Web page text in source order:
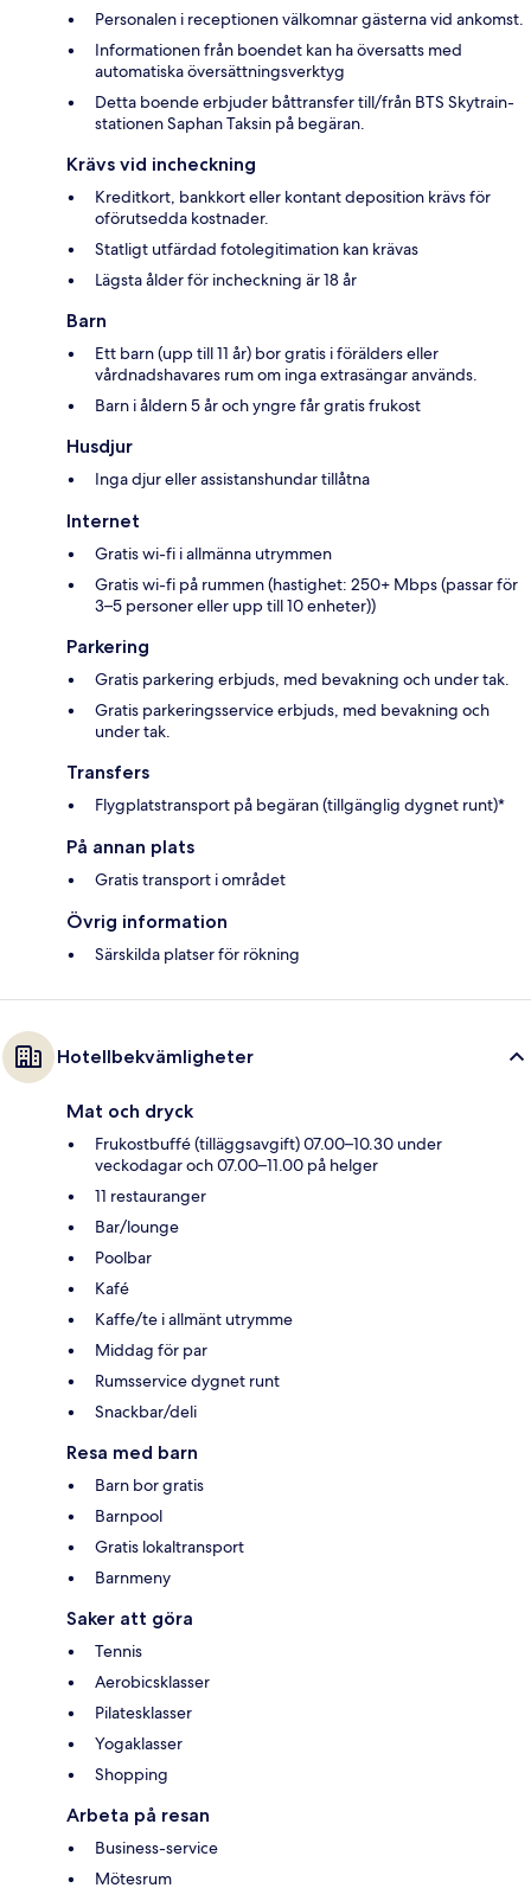
Personalen i receptionen välkomnar gästerna vid ankomst.
Informationen från boendet kan ha översatts med
automatiska översättningsverktyg
Detta boende erbjuder båttransfer till/från BTS Skytrain-
stationen Saphan Taksin på begäran.
Krävs vid incheckning
Kreditkort, bankkort eller kontant deposition krävs för
oförutsedda kostnader.
Statligt utfärdad fotolegitimation kan krävas
Lägsta ålder för incheckning är 18 år
Barn
Ett barn (upp till 11 år) bor gratis i förälders eller
vårdnadshavares rum om inga extrasängar används.
Barn i åldern 5 år och yngre får gratis frukost
Husdjur
Inga djur eller assistanshundar tillåtna
Internet
Gratis wi-fi i allmänna utrymmen
Gratis wi-fi på rummen (hastighet: 250+ Mbps (passar för
3–5 personer eller upp till 10 enheter))
Parkering
Gratis parkering erbjuds, med bevakning och under tak.
Gratis parkeringsservice erbjuds, med bevakning och
under tak.
Transfers
Flygplatstransport på begäran (tillgänglig dygnet runt)*
På annan plats
Gratis transport i området
Övrig information
Särskilda platser för rökning
Hotellbekvämligheter
Mat och dryck
Frukostbuffé (tilläggsavgift) 07.00–10.30 under
veckodagar och 07.00–11.00 på helger
11 restauranger
Bar/lounge
Poolbar
Kafé
Kaffe/te i allmänt utrymme
Middag för par
Rumsservice dygnet runt
Snackbar/deli
Resa med barn
Barn bor gratis
Barnpool
Gratis lokaltransport
Barnmeny
Saker att göra
Tennis
Aerobicsklasser
Pilatesklasser
Yogaklasser
Shopping
Arbeta på resan
Business-service
Mötesrum